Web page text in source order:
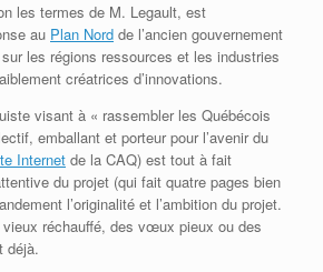
les termes de M. Legault, est
au Plan Nord de l’ancien gouvernement
les régions ressources et les industries
créatrices d’innovations.
visant à « rassembler les Québécois
emballant et porteur pour l’avenir du
Internet de la CAQ) est tout à fait
du projet (qui fait quatre pages bien
l’originalité et l’ambition du projet.
réchauffé, des vœux pieux ou des
déjà.